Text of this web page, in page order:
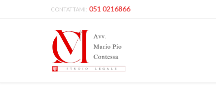
CONTATTAMI: 051 0216866